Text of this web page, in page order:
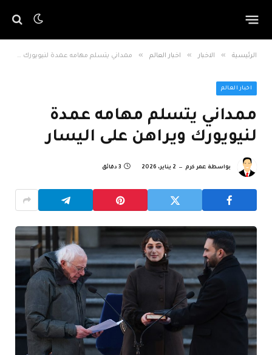
الرئيسية » الاخبار » اخبار العالم » ممداني يتسلم مهامه عمدة لنيويورك ويراهن على اليسار
اخبار العالم
ممداني يتسلم مهامه عمدة
لنيويورك ويراهن على اليسار
بواسطة عمر كرم 2 يناير، 2026 3 دقائق